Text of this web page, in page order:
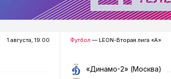
1 августа, 19:00 Футбол — LEON-Вторая лига «А»
«Динамо-2» (Москва)